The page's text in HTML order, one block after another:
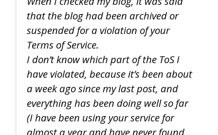
that the blog had been archived or
suspended for a violation of your
Terms of Service.
I don’t know which part of the ToS I
have violated, because it’s been about
a week ago since my last post, and
everything has been doing well so far
(I have been using your service for